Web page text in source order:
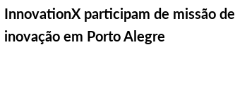
InnovationX participam de missão de
inovação em Porto Alegre